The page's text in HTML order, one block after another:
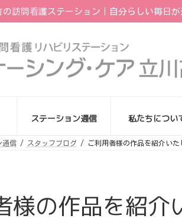
訪問看護ステーション｜自分らしい毎日
ステーション通信 私たちについ
通信 スタッフブログ ご利用者様の作品を紹介いた
様の作品を紹介